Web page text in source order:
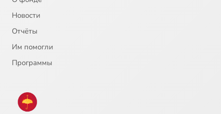
Новости
Отчёты
Им помогли
Программы